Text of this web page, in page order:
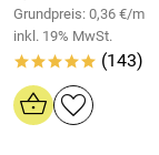
einseitig
Rohstoffbasis:
Farbe: schwarz
Grundpreis: 0,36 €/m
inkl. 19% MwSt.
***** (143)